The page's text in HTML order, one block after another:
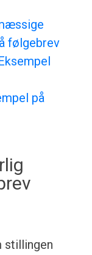
følgebrev
på
stillingen